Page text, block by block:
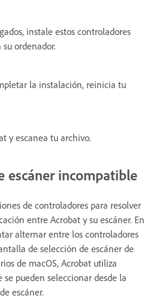
instale estos controladores
ordenador.
la instalación, reinicia tu
y escanea tu archivo.
escáner incompatible
de controladores para resolver
entre Acrobat y su escáner. En
alternar entre los controladores
de selección de escáner de
de macOS, Acrobat utiliza
se pueden seleccionar desde la
escáner.